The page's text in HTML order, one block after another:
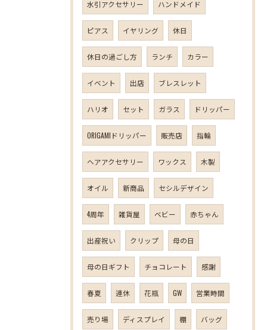
水引アクセサリー ハンドメイド
ピアス イヤリング 休日
休日の過ごし方 ランチ カラー
イベント 出店 ブレスレット
ハリオ セット ガラス ドリッパー
ORIGAMIドリッパー 販売店 指輪
ヘアアクセサリー ワックス 木製
オイル 新商品 セシルデザイン
4周年 雑貨屋 ベビー 赤ちゃん
出産祝い クリップ 母の日
母の日ギフト チョコレート 感謝
春夏 連休 花瓶 GW 営業時間
売り場 ディスプレイ 棚 バッグ